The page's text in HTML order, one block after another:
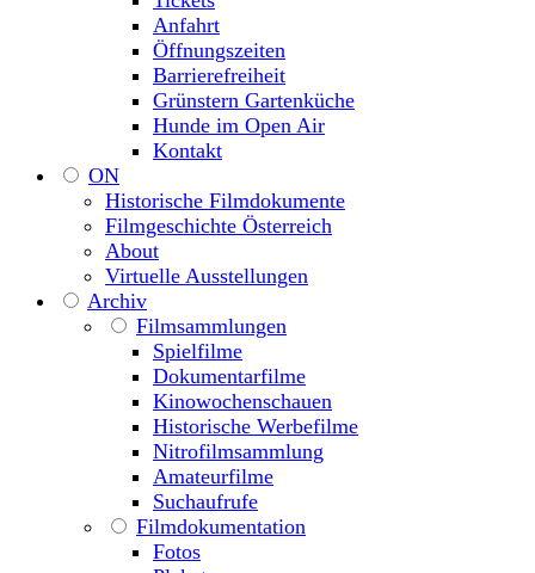
Anfahrt
Öffnungszeiten
Barrierefreiheit
Grünstern Gartenküche
Hunde im Open Air
Kontakt
ON
Historische Filmdokumente
Filmgeschichte Österreich
About
Virtuelle Ausstellungen
Archiv
Filmsammlungen
Spielfilme
Dokumentarfilme
Kinowochenschauen
Historische Werbefilme
Nitrofilmsammlung
Amateurfilme
Suchaufrufe
Filmdokumentation
Fotos